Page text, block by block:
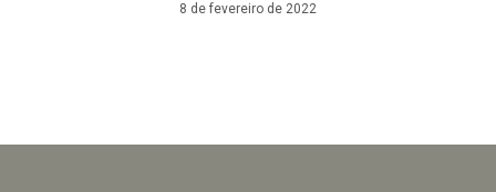
8 de fevereiro de 2022